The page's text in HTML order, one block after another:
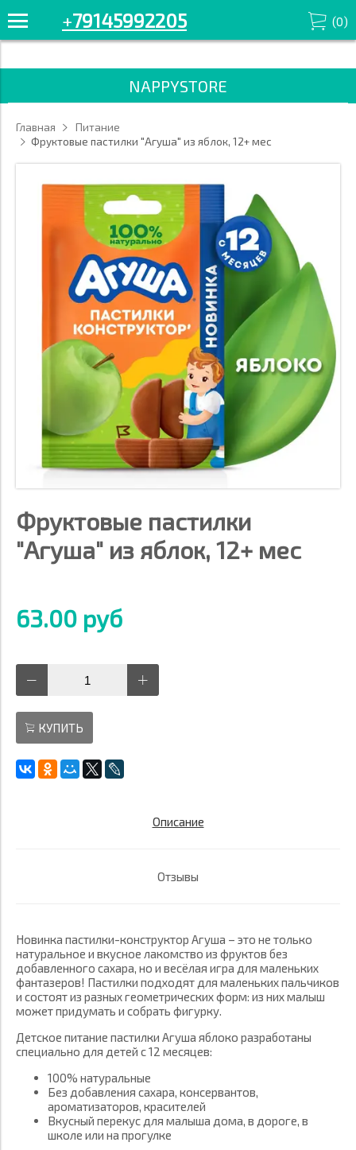
'/>
+79145992205 (0)
NAPPYSTORE
Главная
Питание
Фруктовые пастилки "Агуша" из яблок, 12+ мес
Фруктовые пастилки
"Агуша" из яблок, 12+ мес
63.00 руб
КУПИТЬ
Описание
Отзывы
Новинка пастилки-конструктор Агуша – это не только
натуральное и вкусное лакомство из фруктов без
добавленного сахара, но и весёлая игра для маленьких
фантазеров! Пастилки подходят для маленьких пальчиков
и состоят из разных геометрических форм: из них малыш
может придумать и собрать фигурку.
Детское питание пастилки Агуша яблоко разработаны
специально для детей с 12 месяцев:
100% натуральные
Без добавления сахара, консервантов,
ароматизаторов, красителей
Вкусный перекус для малыша дома, в дороге, в
школе или на прогулке